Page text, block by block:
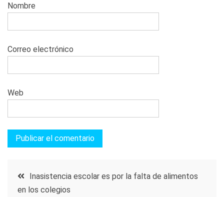
Nombre
Correo electrónico
Web
Navegación
Inasistencia escolar es por la falta de alimentos
en los colegios